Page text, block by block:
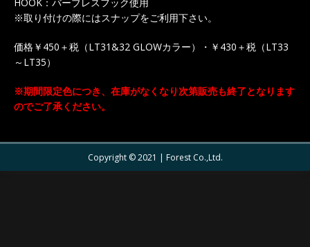
※取り付けの際にはスナップをご利用下さい。
価格￥450＋税（LT31&32 GLOWカラー）・￥430＋税（LT33
～LT35）
※期間限定色につき、在庫がなくなり次第販売も終了となります
のでご了承ください。
Copyright © 2021 | Forest Co.,Ltd.